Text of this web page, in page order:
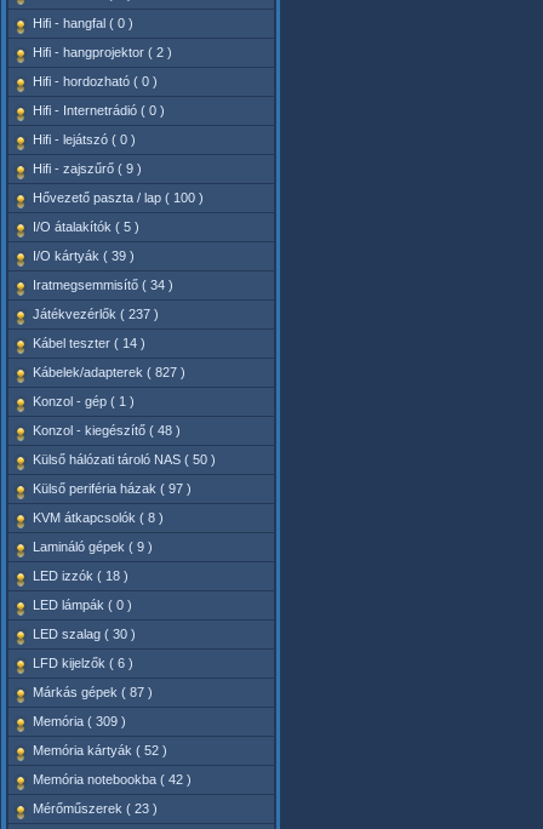
Hifi - hangfal ( 0 )
Hifi - hangprojektor ( 2 )
Hifi - hordozható ( 0 )
Hifi - Internetrádió ( 0 )
Hifi - lejátszó ( 0 )
Hifi - zajszűrő ( 9 )
Hővezető paszta / lap ( 100 )
I/O átalakítók ( 5 )
I/O kártyák ( 39 )
Iratmegsemmisítő ( 34 )
Játékvezérlők ( 237 )
Kábel teszter ( 14 )
Kábelek/adapterek ( 827 )
Konzol - gép ( 1 )
Konzol - kiegészítő ( 48 )
Külső hálózati tároló NAS ( 50 )
Külső periféria házak ( 97 )
KVM átkapcsolók ( 8 )
Lamináló gépek ( 9 )
LED izzók ( 18 )
LED lámpák ( 0 )
LED szalag ( 30 )
LFD kijelzők ( 6 )
Márkás gépek ( 87 )
Memória ( 309 )
Memória kártyák ( 52 )
Memória notebookba ( 42 )
Mérőműszerek ( 23 )